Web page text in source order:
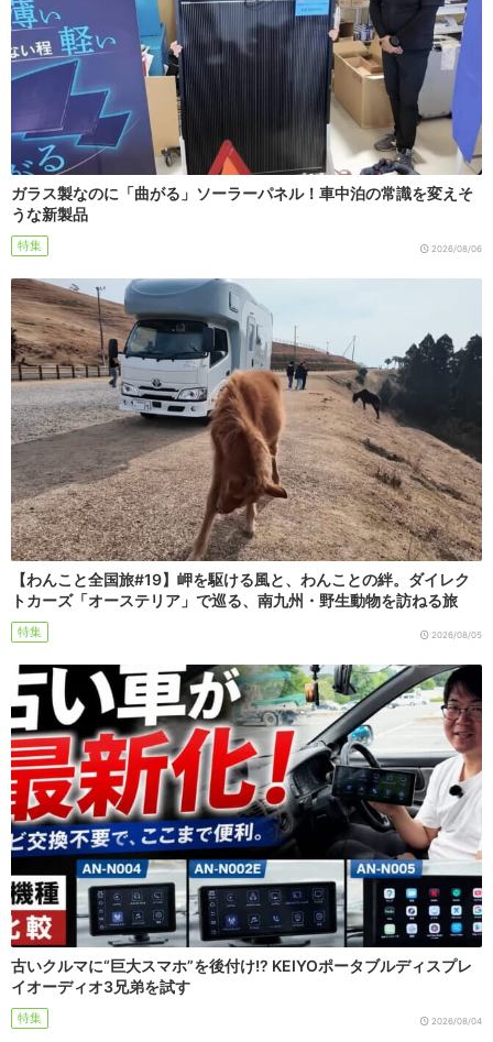
ガラス製なのに「曲がる」ソーラーパネル！車中泊の常識を変えそ
うな新製品
特集 2026/08/06
【わんこと全国旅#19】岬を駆ける風と、わんことの絆。ダイレク
トカーズ「オーステリア」で巡る、南九州・野生動物を訪ねる旅
特集 2026/08/05
古いクルマに“巨大スマホ”を後付け!? KEIYOポータブルディスプレ
イオーディオ3兄弟を試す
特集 2026/08/04